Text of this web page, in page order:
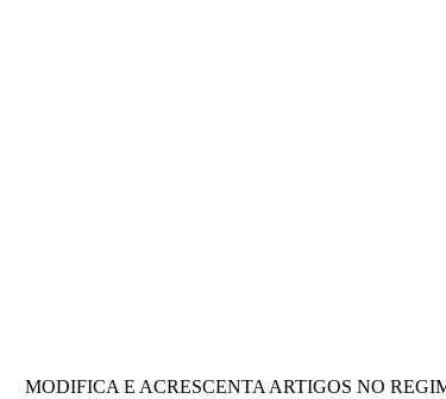
MODIFICA E ACRESCENTA ARTIGOS NO